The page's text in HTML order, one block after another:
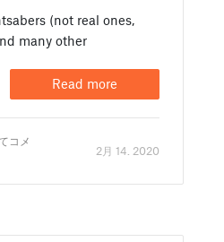
(not real ones,
many other
Read more
コメ
2月 14. 2020